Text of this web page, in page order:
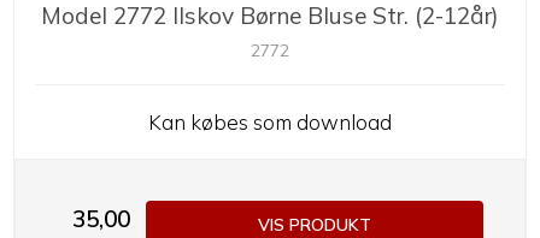
Model 2772 Ilskov Børne Bluse Str. (2-12år)
2772
Kan købes som download
35,00
VIS PRODUKT